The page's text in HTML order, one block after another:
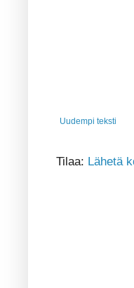
Uudempi teksti
Tilaa: Lähetä